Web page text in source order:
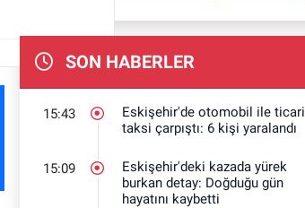
SON HABERLER
15:43
Eskişehir'de otomobil ile ticari
taksi çarpıştı: 6 kişi yaralandı
15:09
Eskişehir'deki kazada yürek
burkan detay: Doğduğu gün
hayatını kaybetti